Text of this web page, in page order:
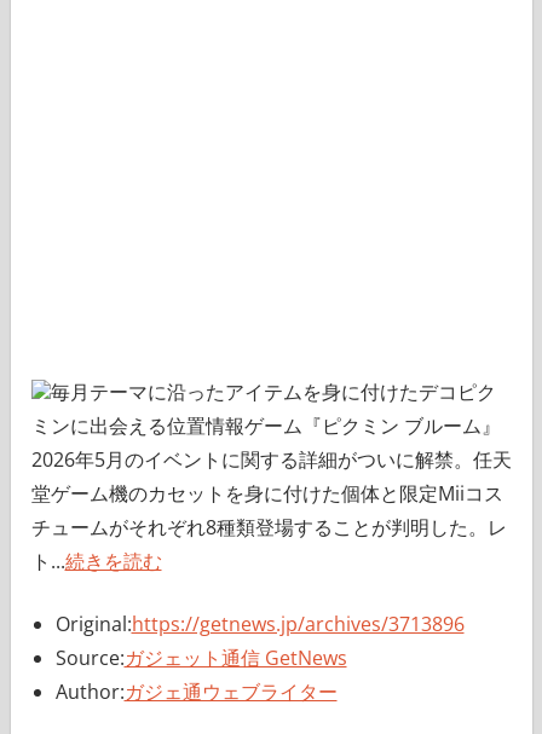
毎月テーマに沿ったアイテムを身に付けたデコピク
ミンに出会える位置情報ゲーム『ピクミン ブルーム』
2026年5月のイベントに関する詳細がついに解禁。任天
堂ゲーム機のカセットを身に付けた個体と限定Miiコス
チュームがそれぞれ8種類登場することが判明した。レ
ト...続きを読む
Original:https://getnews.jp/archives/3713896
Source:ガジェット通信 GetNews
Author:ガジェ通ウェブライター